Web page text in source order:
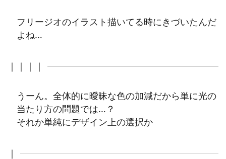
フリージオのイラスト描いてる時にきづいたんだ
よね…
｜｜｜｜
うーん。全体的に曖昧な色の加減だから単に光の
当たり方の問題では…？
それか単純にデザイン上の選択か
｜